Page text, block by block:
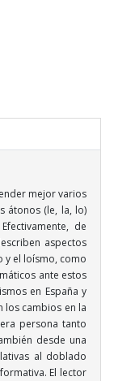
mejor varios
átonos (le, la, lo)
de
aspectos
y el loísmo, como
ante estos
en España y
los cambios en la
persona tanto
desde una
al doblado
El lector